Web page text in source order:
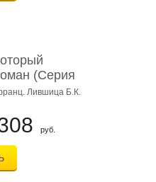
(Серия
Лившица Б.К.
руб.